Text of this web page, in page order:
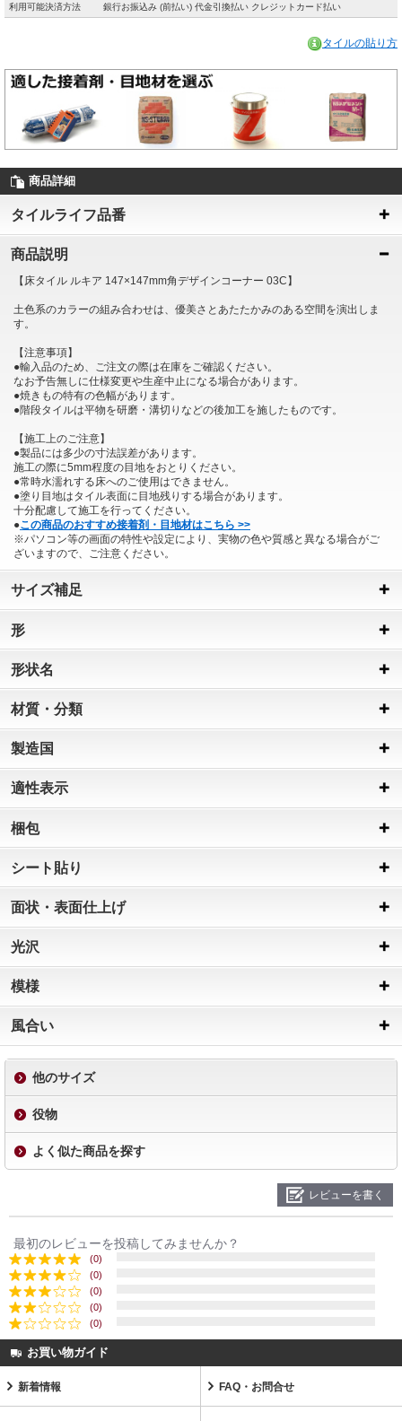
利用可能決済方法 銀行お振込み (前払い) 代金引換払い クレジットカード払い
タイルの貼り方
商品詳細
タイルライフ品番
商品説明
【床タイル ルキア 147×147mm角デザインコーナー 03C】
土色系のカラーの組み合わせは、優美さとあたたかみのある空間を演出しま
す。
【注意事項】
●輸入品のため、ご注文の際は在庫をご確認ください。
なお予告無しに仕様変更や生産中止になる場合があります。
●焼きもの特有の色幅があります。
●階段タイルは平物を研磨・溝切りなどの後加工を施したものです。
【施工上のご注意】
●製品には多少の寸法誤差があります。
施工の際に5mm程度の目地をおとりください。
●常時水濡れする床へのご使用はできません。
●塗り目地はタイル表面に目地残りする場合があります。
十分配慮して施工を行ってください。
●この商品のおすすめ接着剤・目地材はこちら >>
※パソコン等の画面の特性や設定により、実物の色や質感と異なる場合がご
ざいますので、ご注意ください。
サイズ補足
形
形状名
材質・分類
製造国
適性表示
梱包
シート貼り
面状・表面仕上げ
光沢
模様
風合い
他のサイズ
役物
よく似た商品を探す
レビューを書く
最初のレビューを投稿してみませんか？
(0)
(0)
(0)
(0)
(0)
お買い物ガイド
新着情報 FAQ・お問合せ